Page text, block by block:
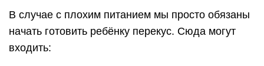
В случае с плохим питанием мы просто обязаны
начать готовить ребёнку перекус. Сюда могут
входить: